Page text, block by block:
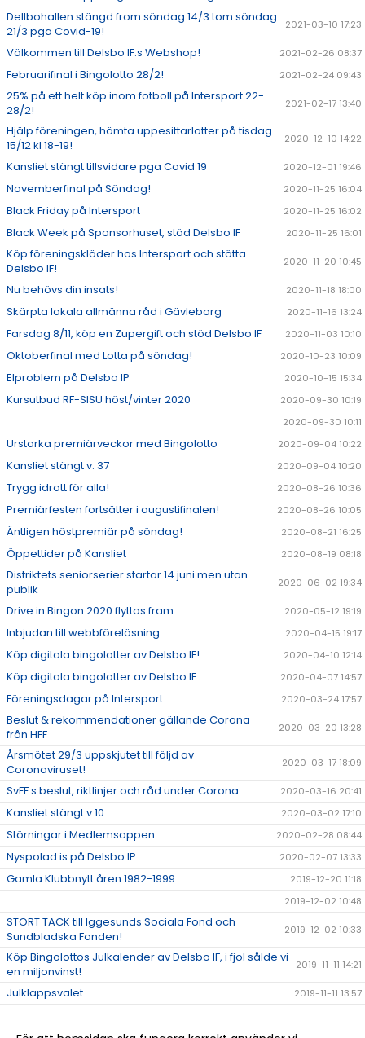
Dellbohallen stängd from söndag 14/3 tom söndag
21/3 pga Covid-19!
2021-03-10 17:23
Välkommen till Delsbo IF:s Webshop! 2021-02-26 08:37
Februarifinal i Bingolotto 28/2! 2021-02-24 09:43
25% på ett helt köp inom fotboll på Intersport 22-
28/2!
2021-02-17 13:40
Hjälp föreningen, hämta uppesittarlotter på tisdag
15/12 kl 18-19!
2020-12-10 14:22
Kansliet stängt tillsvidare pga Covid 19 2020-12-01 19:46
Novemberfinal på Söndag! 2020-11-25 16:04
Black Friday på Intersport 2020-11-25 16:02
Black Week på Sponsorhuset, stöd Delsbo IF 2020-11-25 16:01
Köp föreningskläder hos Intersport och stötta
Delsbo IF!
2020-11-20 10:45
Nu behövs din insats! 2020-11-18 18:00
Skärpta lokala allmänna råd i Gävleborg 2020-11-16 13:24
Farsdag 8/11, köp en Zupergift och stöd Delsbo IF 2020-11-03 10:10
Oktoberfinal med Lotta på söndag! 2020-10-23 10:09
Elproblem på Delsbo IP 2020-10-15 15:34
Kursutbud RF-SISU höst/vinter 2020
2020-09-30 10:19
2020-09-30 10:11
Urstarka premiärveckor med Bingolotto 2020-09-04 10:22
Kansliet stängt v. 37 2020-09-04 10:20
Trygg idrott för alla! 2020-08-26 10:36
Premiärfesten fortsätter i augustifinalen! 2020-08-26 10:05
Äntligen höstpremiär på söndag! 2020-08-21 16:25
Öppettider på Kansliet 2020-08-19 08:18
Distriktets seniorserier startar 14 juni men utan
publik
2020-06-02 19:34
Drive in Bingon 2020 flyttas fram 2020-05-12 19:19
Inbjudan till webbföreläsning 2020-04-15 19:17
Köp digitala bingolotter av Delsbo IF! 2020-04-10 12:14
Köp digitala bingolotter av Delsbo IF 2020-04-07 14:57
Föreningsdagar på Intersport 2020-03-24 17:57
Beslut & rekommendationer gällande Corona
från HFF
2020-03-20 13:28
Årsmötet 29/3 uppskjutet till följd av
Coronaviruset!
2020-03-17 18:09
SvFF:s beslut, riktlinjer och råd under Corona 2020-03-16 20:41
Kansliet stängt v.10 2020-03-02 17:10
Störningar i Medlemsappen 2020-02-28 08:44
Nyspolad is på Delsbo IP 2020-02-07 13:33
Gamla Klubbnytt åren 1982-1999
2019-12-20 11:18
2019-12-02 10:48
STORT TACK till Iggesunds Sociala Fond och
Sundbladska Fonden!
2019-12-02 10:33
Köp Bingolottos Julkalender av Delsbo IF, i fjol sålde vi
en miljonvinst!
2019-11-11 14:21
Julklappsvalet 2019-11-11 13:57